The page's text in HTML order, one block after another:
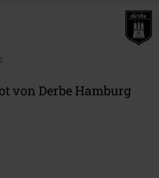
von Derbe Hamburg